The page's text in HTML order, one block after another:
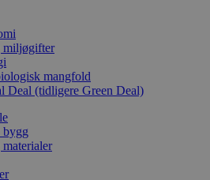
miljøgifter
mangfold
Deal (tidligere Green Deal)
bygg